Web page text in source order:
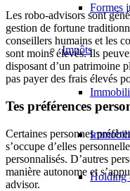
Formes
Impôts
Holding
Les robo-advisors sont
gestion de fortune
conseillers humains et les
sont moins élevés. Ils
disposant d’un patrimoine
pas payer des frais élevés
Tes préférences
Certaines personnes
s’occupe d’elles
personnalisés. D’autres
manière autonome et
advisor.